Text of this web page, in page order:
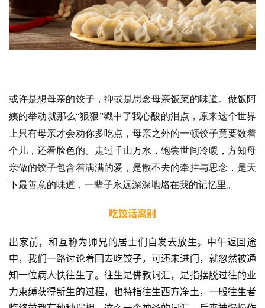
或许是想母亲的饺子，抑或是思念母亲饭菜的味道。做饭阿
姨的举动就那么“狠狠”戳中了我心酸的泪点，原来这个世界
上只有母亲才会劝你多吃点，母亲之外的一顿饺子竟要数着
个儿，还看脸色的。走过千山万水，饱尝世间冷暖，方知母
亲做的饺子包含着满满的爱，是散不去的牵挂与思念，是天
下最善意的味道，一辈子永远深深地烙在我的记忆里。
吃饺话离别
出家前，和互称为师兄的居士们自发去放生。中午返回途
中，我们一路讨论着回去吃饺子，可还未进门，就忽然被通
知一位病人快往生了。往生是佛教词汇，是指摆脱过往的业
力束缚获得新生的过程，也特指往生西方净土，一般往生者